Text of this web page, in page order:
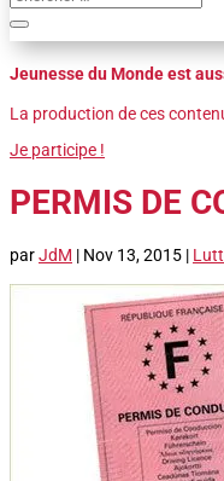
Jeunesse du Monde est
La production de ces
Je participe !
PERMIS DE
parJdM | Nov 13, 2015 |